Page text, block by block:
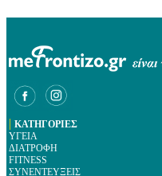
| ΚΑΤΗΓΟΡΙΕΣ
ΥΓΕΙΑ
ΔΙΑΤΡΟΦΗ
FITNESS
ΣΥΝΕΝΤΕΥΞΕΙΣ